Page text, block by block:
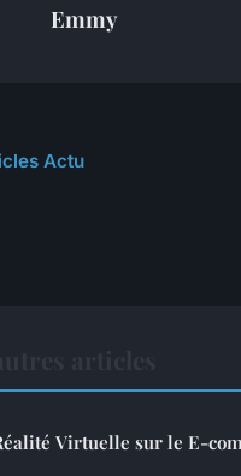
Emmy
Actu
Virtuelle sur le E-